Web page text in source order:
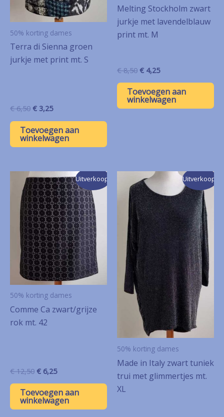
50% korting dames
Terra di Sienna groen
jurkje met print mt. S
€6,50 Oorspronkelijke
was:
€ 6,50.
€ 3,25Huidige
is:
€ 3,25.
Toevoegen aan
winkelwagen
Melting Stockholm zwart
jurkje met lavendelblauw
print mt. M
€8,50 Oorspronkelijke
was:
€ 8,50.
€ 4,25Huidige
is:
€ 4,25.
Toevoegen aan
winkelwagen
Uitverkoop!
50% korting dames
Comme Ca zwart/grijze
rok mt. 42
€12,50 Oorspronkelijke
was:
€ 12,50.
€ 6,25Huidige
is:
€ 6,25.
Toevoegen aan
winkelwagen
Uitverkoop!
50% korting dames
Made in Italy zwart tuniek
trui met glimmertjes mt.
XL